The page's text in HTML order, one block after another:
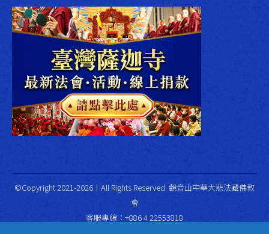
©Copyright 2021-2026｜All Rights Reserved. 觀音山中華大悲法藏佛教
會
客服專線：+886 4 22553818